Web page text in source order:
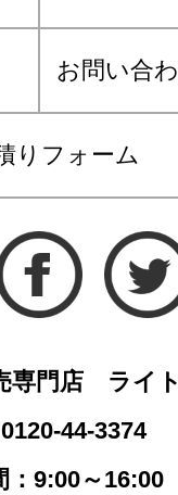
お問い合
りフォーム
専門店 ライ
44-3374
：9:00～16:00